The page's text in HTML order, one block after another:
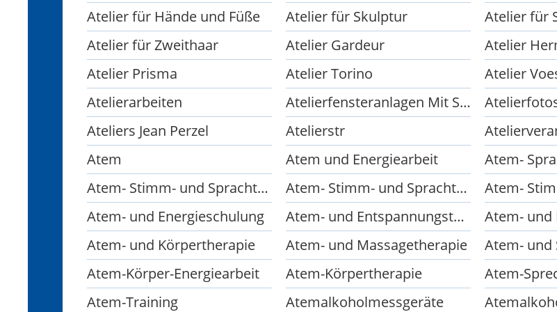
Atelier für Hände und Füße
Atelier für Skulptur Atelier für
Atelier für Zweithaar
Atelier Gardeur Atelier
Atelier Prisma
Atelier Torino Atelier
Atelierarbeiten
Atelierfensteranlagen Mit Statik
Ateliers Jean Perzel
Atelierstr
Atem
Atem und Energiearbeit
Atem- Stimm- und Sprachtherapeutin
Atem- Stimm- und Sprachtherapie
Atem- und Energieschulung
Atem- und Entspannungstherapien Atem-
Atem- und Körpertherapie
Atem- und Massagetherapie Atem-
Atem-Körper-Energiearbeit
Atem-Körpertherapie
Atem-Training
Atemalkoholmessgeräte